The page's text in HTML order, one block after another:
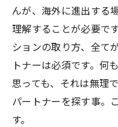
んが、海外に進出する
理解することが必要で
ションの取り方、全て
トナーは必須です。何
思っても、それは無理
パートナーを探す事。
す。